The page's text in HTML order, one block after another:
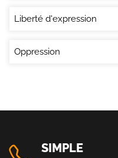
Liberté d'expression
Oppression
SIMPLE